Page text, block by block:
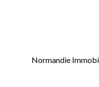
Normandie